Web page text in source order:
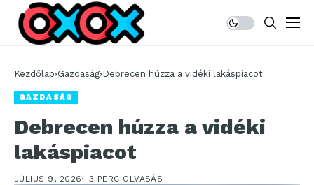
Kezdőlap Gazdaság Debrecen húzza a vidéki lakáspiacot
GAZDASÁG
Debrecen húzza a vidéki
lakáspiacot
JÚLIUS 9, 2026 3 PERC OLVASÁS